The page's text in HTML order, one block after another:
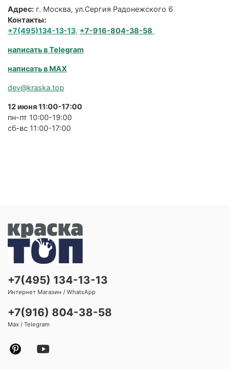
Адрес: г. Москва, ул.Сергия Радонежского 6
Контакты:
+7(495)134-13-13, +7-916-804-38-58
написать в Telegram
написать в MAX
dev@kraska.top
12 июня 11:00-17:00
пн-пт 10:00-19:00
сб-вс 11:00-17:00
+7(495) 134-13-13
Интернет Магазин / WhatsApp
+7(916) 804-38-58
Max / Telegram